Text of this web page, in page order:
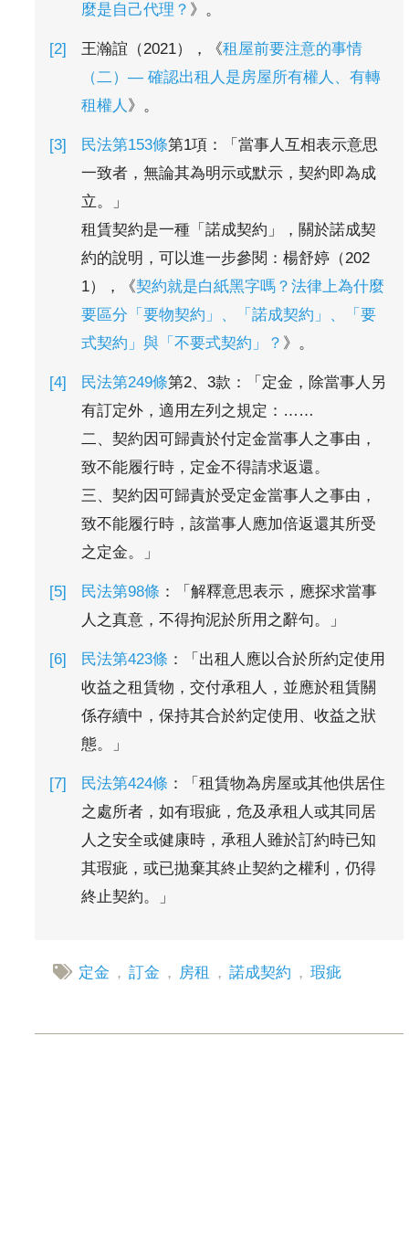
麼是自己代理？ 》。
王瀚誼（2021），《租屋前要注意的事情
（二）— 確認出租人是房屋所有權人、有轉
租權人 》。
民法第153條第1項：「當事人互相表示意思
一致者，無論其為明示或默示，契約即為成
立。」
租賃契約是一種「諾成契約」，關於諾成契
約的說明，可以進一步參閱：楊舒婷（202
1），《契約就是白紙黑字嗎？法律上為什麼
要區分「要物契約」、「諾成契約」、「要
式契約」與「不要式契約」？ 》。
民法第249條第2、3款：「定金，除當事人另
有訂定外，適用左列之規定：……
二、契約因可歸責於付定金當事人之事由，
致不能履行時，定金不得請求返還。
三、契約因可歸責於受定金當事人之事由，
致不能履行時，該當事人應加倍返還其所受
之定金。」
民法第98條 ：「解釋意思表示，應探求當事
人之真意，不得拘泥於所用之辭句。」
民法第423條 ：「出租人應以合於所約定使用
收益之租賃物，交付承租人，並應於租賃關
係存續中，保持其合於約定使用、收益之狀
態。」
民法第424條 ：「租賃物為房屋或其他供居住
之處所者，如有瑕疵，危及承租人或其同居
人之安全或健康時，承租人雖於訂約時已知
其瑕疵，或已拋棄其終止契約之權利，仍得
終止契約。」
定金 ， 訂金 ， 房租 ， 諾成契約 ， 瑕疵